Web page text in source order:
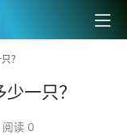
？
一只？
阅读 0